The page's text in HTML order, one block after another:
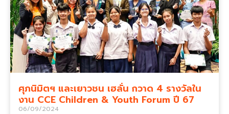
ศุภนิมิตฯ และเยาวชน เฮลั่น กวาด 4 รางวัลใน
งาน CCE Children & Youth Forum ปี 67
06/09/2024